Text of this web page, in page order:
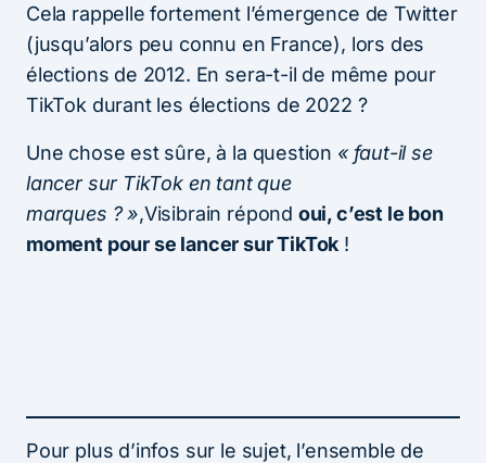
Cela rappelle fortement l’émergence de Twitter
(jusqu’alors peu connu en France), lors des
élections de 2012. En sera-t-il de même pour
TikTok durant les élections de 2022 ?
Une chose est sûre, à la question « faut-il se
lancer sur TikTok en tant que
marques ? »,Visibrain répond oui, c’est le bon
moment pour se lancer sur TikTok !
Pour plus d’infos sur le sujet, l’ensemble de